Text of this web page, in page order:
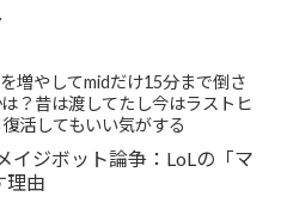
増やしてmidだけ15分まで倒さ
？昔は渡してたし今はラストヒ
活してもいい気がする
イジボット論争：LoLの「マ
理由